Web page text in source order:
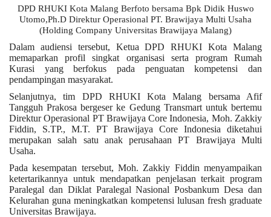
DPD RHUKI Kota Malang Berfoto bersama Bpk Didik Huswo
Utomo,Ph.D Direktur Operasional PT. Brawijaya Multi Usaha
(Holding Company Universitas Brawijaya Malang)
Dalam audiensi tersebut, Ketua DPD RHUKI Kota Malang
memaparkan profil singkat organisasi serta program Rumah
Kurasi yang berfokus pada penguatan kompetensi dan
pendampingan masyarakat.
Selanjutnya, tim DPD RHUKI Kota Malang bersama Afif
Tangguh Prakosa bergeser ke Gedung Transmart untuk bertemu
Direktur Operasional PT Brawijaya Core Indonesia, Moh. Zakkiy
Fiddin, S.TP., M.T. PT Brawijaya Core Indonesia diketahui
merupakan salah satu anak perusahaan PT Brawijaya Multi
Usaha.
Pada kesempatan tersebut, Moh. Zakkiy Fiddin menyampaikan
ketertarikannya untuk mendapatkan penjelasan terkait program
Paralegal dan Diklat Paralegal Nasional Posbankum Desa dan
Kelurahan guna meningkatkan kompetensi lulusan fresh graduate
Universitas Brawijaya.